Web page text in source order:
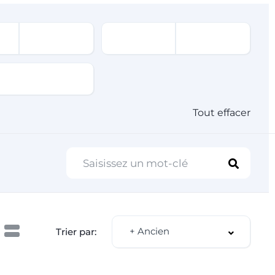
Tout effacer
Trier par: + Ancien